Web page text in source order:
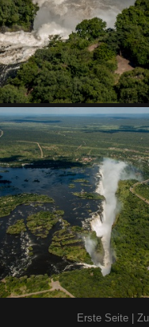
DSC 0447
Erste Seite |